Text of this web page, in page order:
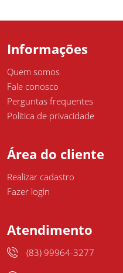
Informações
Quem somos
Fale conosco
Perguntas frequentes
Política de privacidade
Área do cliente
Realizar cadastro
Fazer login
Atendimento
(83) 99964-3277